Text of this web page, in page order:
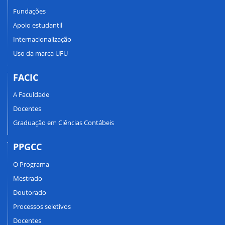
Fundações
Apoio estudantil
Internacionalização
Uso da marca UFU
FACIC
A Faculdade
Docentes
Graduação em Ciências Contábeis
PPGCC
O Programa
Mestrado
Doutorado
Processos seletivos
Docentes